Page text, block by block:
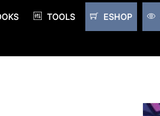
TOOLS ESHOP